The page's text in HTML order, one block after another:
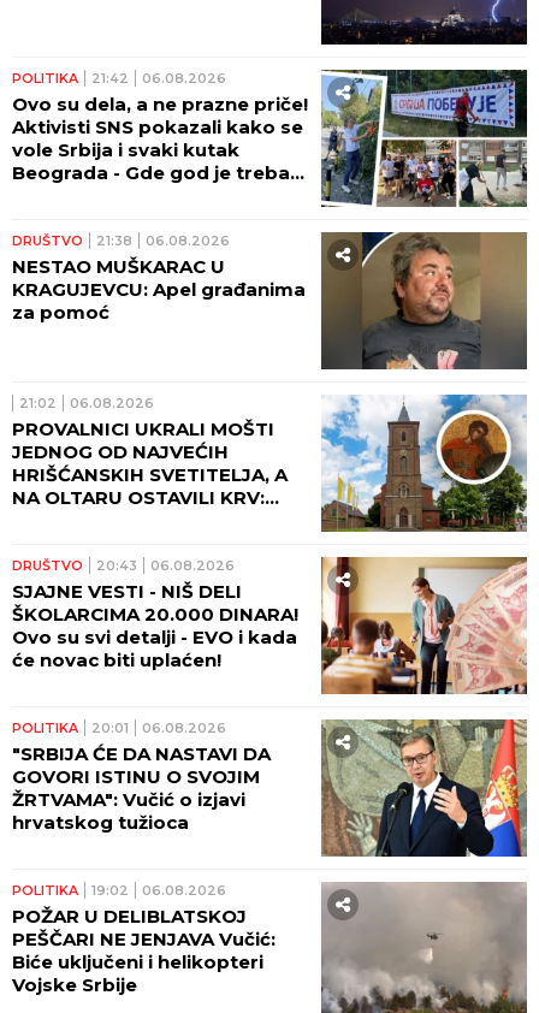
POLITIKA 21:42 06.08.2026
Ovo su dela, a ne prazne priče!
Aktivisti SNS pokazali kako se
vole Srbija i svaki kutak
Beograda - Gde god je trebalo
DRUŠTVO 21:38 06.08.2026
NESTAO MUŠKARAC U
KRAGUJEVCU: Apel građanima
za pomoć
21:02 06.08.2026
PROVALNICI UKRALI MOŠTI
JEDNOG OD NAJVEĆIH
HRIŠĆANSKIH SVETITELJA, A
NA OLTARU OSTAVILI KRV:
DRUŠTVO 20:43 06.08.2026
SJAJNE VESTI - NIŠ DELI
ŠKOLARCIMA 20.000 DINARA!
Ovo su svi detalji - EVO i kada
će novac biti uplaćen!
POLITIKA 20:01 06.08.2026
"SRBIJA ĆE DA NASTAVI DA
GOVORI ISTINU O SVOJIM
ŽRTVAMA": Vučić o izjavi
hrvatskog tužioca
POLITIKA 19:02 06.08.2026
POŽAR U DELIBLATSKOJ
PEŠČARI NE JENJAVA Vučić:
Biće uključeni i helikopteri
Vojske Srbije